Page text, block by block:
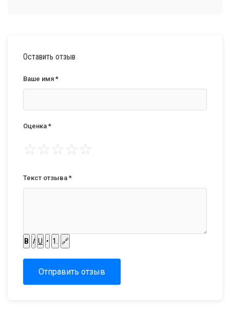
Оставить отзыв
Ваше имя *
Оценка *
☆☆☆☆☆
Текст отзыва *
B I U • 1. 🔗
Отправить отзыв